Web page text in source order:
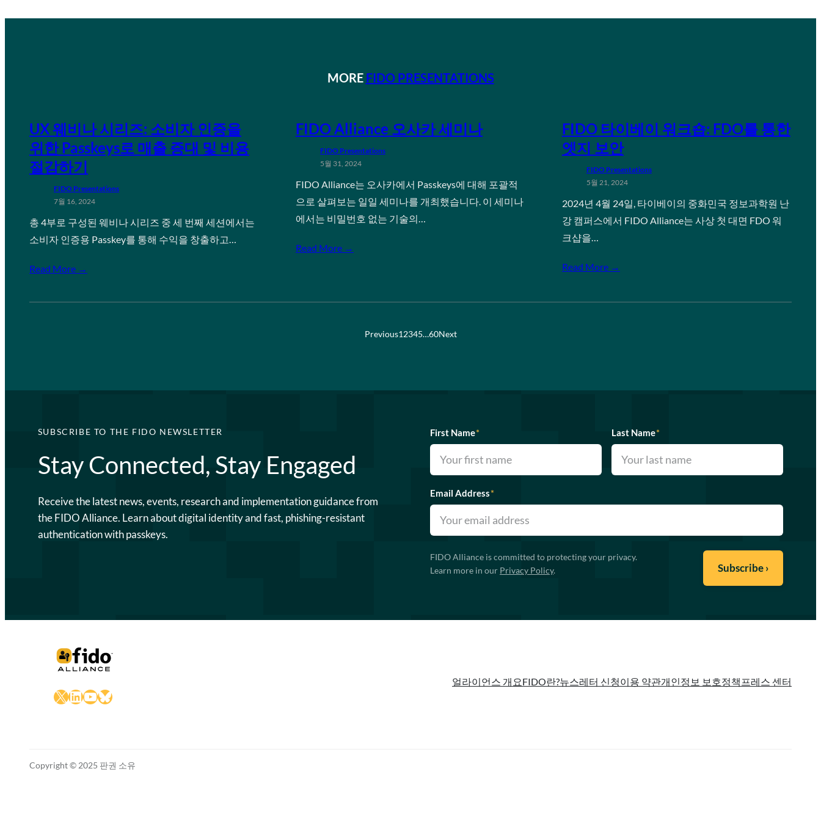
MORE FIDO PRESENTATIONS
UX 웨비나 시리즈: 소비자 인증을
위한 Passkeys로 매출 증대 및 비용
절감하기
FIDO Presentations
7월 16, 2024
총 4부로 구성된 웨비나 시리즈 중 세 번째 세션에서는
소비자 인증용 Passkey를 통해 수익을 창출하고…
Read More →
FIDO Alliance 오사카 세미나
FIDO Presentations
5월 31, 2024
FIDO Alliance는 오사카에서 Passkeys에 대해 포괄적
으로 살펴보는 일일 세미나를 개최했습니다. 이 세미나
에서는 비밀번호 없는 기술의…
Read More →
FIDO 타이베이 워크숍: FDO를 통한
엣지 보안
FIDO Presentations
5월 21, 2024
2024년 4월 24일, 타이베이의 중화민국 정보과학원 난
강 캠퍼스에서 FIDO Alliance는 사상 첫 대면 FDO 워
크샵을…
Read More →
Previous12345…60Next
SUBSCRIBE TO THE FIDO NEWSLETTER
Stay Connected, Stay Engaged
Receive the latest news, events, research and implementation guidance from
the FIDO Alliance. Learn about digital identity and fast, phishing-resistant
authentication with passkeys.
First Name* Last Name*
Email Address*
FIDO Alliance is committed to protecting your privacy.
Learn more in our Privacy Policy.
X LinkedIn
YouTube
Bluesky
얼라이언스 개요FIDO란?뉴스레터 신청이용 약관개인정보 보호정책 프레스 센터
Copyright © 2025 판권 소유